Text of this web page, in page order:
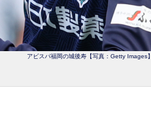
アビスパ福岡の城後寿【写真：Getty Images】